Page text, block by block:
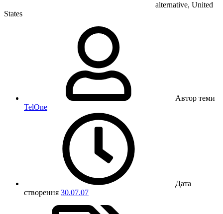
alternative, United
States
Автор теми
TelOne
Дата
створення 30.07.07